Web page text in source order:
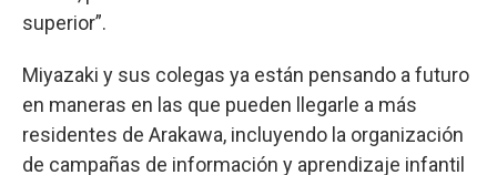
superior”.
Miyazaki y sus colegas ya están pensando a futuro
en maneras en las que pueden llegarle a más
residentes de Arakawa, incluyendo la organización
de campañas de información y aprendizaje infantil